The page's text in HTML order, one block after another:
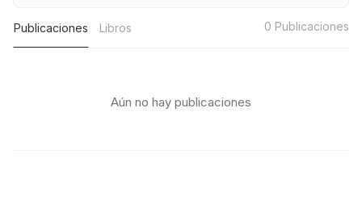
Publicaciones Libros 0 Publicaciones
Aún no hay publicaciones